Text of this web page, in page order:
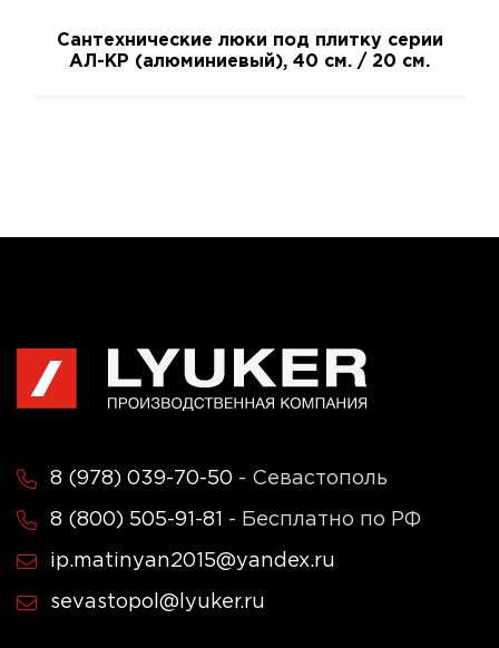
Сантехнические люки под плитку серии
АЛ-КР (алюминиевый), 40 см. / 20 см.
8 (978) 039-70-50 - Севастополь
8 (800) 505-91-81 - Бесплатно по РФ
ip.matinyan2015@yandex.ru
sevastopol@lyuker.ru